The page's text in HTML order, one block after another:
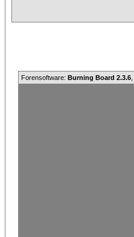
Forensoftware: Burning Board 2.3.6